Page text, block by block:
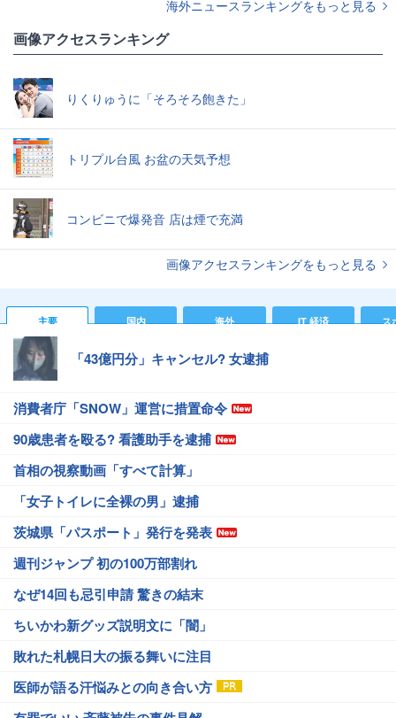
海外ニュースランキングをもっと見る
画像アクセスランキング
りくりゅうに「そろそろ飽きた」
トリプル台風 お盆の天気予想
コンビニで爆発音 店は煙で充満
画像アクセスランキングをもっと見る
主要 国内 海外 IT 経済 ス
「43億円分」キャンセル? 女逮捕
消費者庁「SNOW」運営に措置命令
90歳患者を殴る? 看護助手を逮捕
首相の視察動画「すべて計算」
「女子トイレに全裸の男」逮捕
茨城県「パスポート」発行を発表
週刊ジャンプ 初の100万部割れ
なぜ14回も忌引申請 驚きの結末
ちいかわ新グッズ説明文に「闇」
敗れた札幌日大の振る舞いに注目
医師が語る汗悩みとの向き合い方